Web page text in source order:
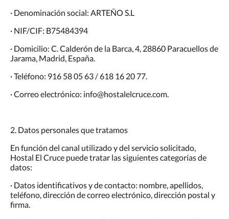
· Denominación social: ARTEÑO S.L
· NIF/CIF: B75484394
· Domicilio: C. Calderón de la Barca, 4, 28860 Paracuellos de
Jarama, Madrid, España.
· Teléfono: 916 58 05 63 / 618 16 20 77.
· Correo electrónico: info@hostalelcruce.com.
2. Datos personales que tratamos
En función del canal utilizado y del servicio solicitado,
Hostal El Cruce puede tratar las siguientes categorías de
datos:
· Datos identificativos y de contacto: nombre, apellidos,
teléfono, dirección de correo electrónico, dirección postal y
firma.